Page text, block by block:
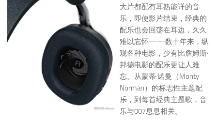
大片都配有耳熟能详的音
乐，即使影片结束，经典的
配乐也会回荡在耳边，久久
难以忘怀——数十年来，纵
观各种电影，少有比詹姆斯·
邦德电影的配乐更让人难
忘。从蒙蒂·诺曼（Monty
Norman）的标志性主题配
乐，到每首经典主题歌，音
乐与007息息相关。